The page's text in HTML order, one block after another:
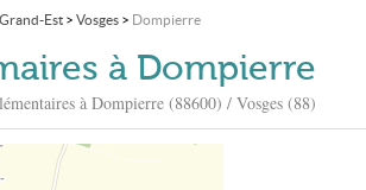
Grand-Est > Vosges > Dompierre
à Dompierre
à Dompierre (88600) / Vosges (88)